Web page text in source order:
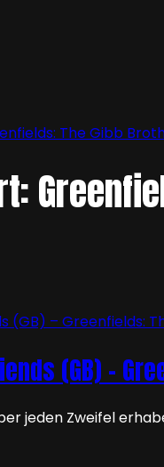
The Gibb
(GB) –
jeden Zweifel